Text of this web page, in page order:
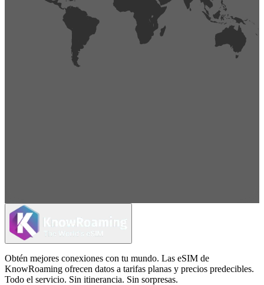
Comprueba la URL e inténtalo de nuevo.
Ir a la página de inicio
Obtener soporte técnico
Obtén mejores conexiones con tu mundo. Las eSIM de
KnowRoaming ofrecen datos a tarifas planas y precios predecibles.
Todo el servicio. Sin itinerancia. Sin sorpresas.